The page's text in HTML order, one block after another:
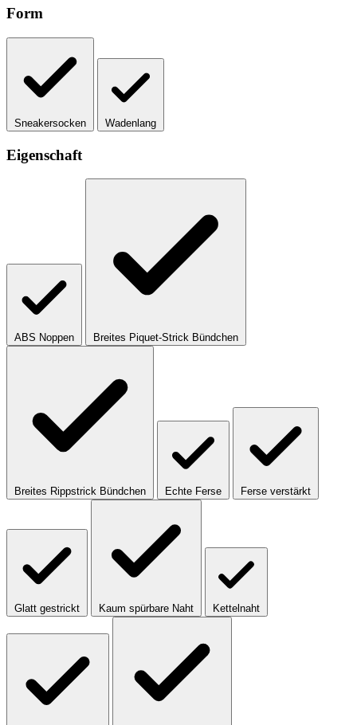
Form
Sneakersocken Wadenlang
Eigenschaft
ABS Noppen Breites Piquet-Strick Bündchen
Breites Rippstrick Bündchen Echte Ferse Ferse verstärkt
Glatt gestrickt Kaum spürbare Naht Kettelnaht